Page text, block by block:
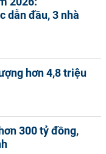
dẫn đầu, 3 nhà
hơn 4,8 triệu
300 tỷ đồng,